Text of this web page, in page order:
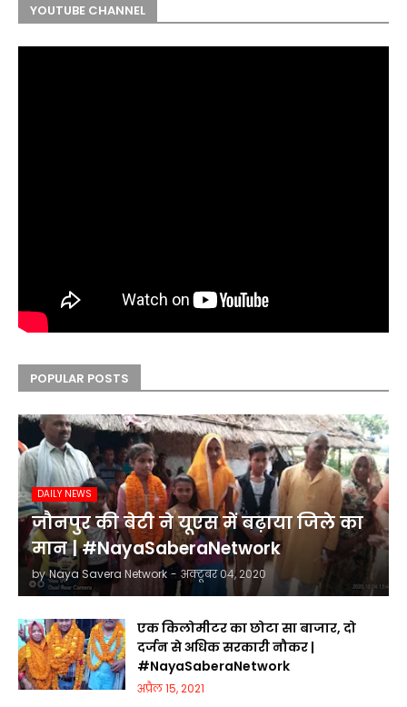
YOUTUBE CHANNEL
POPULAR POSTS
DAILY NEWS
जौनपुर की बेटी ने यूएस में बढ़ाया जिले का
मान | #NayaSaberaNetwork
by Naya Savera Network - अक्टूबर 04, 2020
एक किलोमीटर का छोटा सा बाजार, दो
दर्जन से अधिक सरकारी नौकर |
#NayaSaberaNetwork
अप्रैल 15, 2021